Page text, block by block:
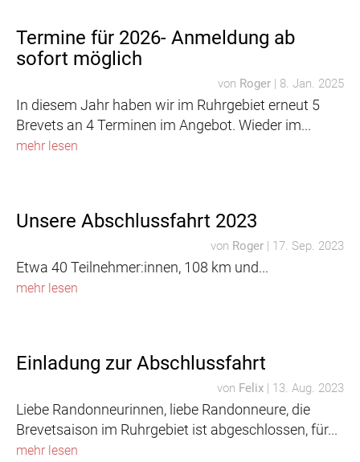
Termine für 2026- Anmeldung ab
sofort möglich
von Roger | 8. Jan. 2025
In diesem Jahr haben wir im Ruhrgebiet erneut 5
Brevets an 4 Terminen im Angebot. Wieder im...
mehr lesen
Unsere Abschlussfahrt 2023
von Roger | 17. Sep. 2023
Etwa 40 Teilnehmer:innen, 108 km und...
mehr lesen
Einladung zur Abschlussfahrt
von Felix | 13. Aug. 2023
Liebe Randonneurinnen, liebe Randonneure, die
Brevetsaison im Ruhrgebiet ist abgeschlossen, für...
mehr lesen